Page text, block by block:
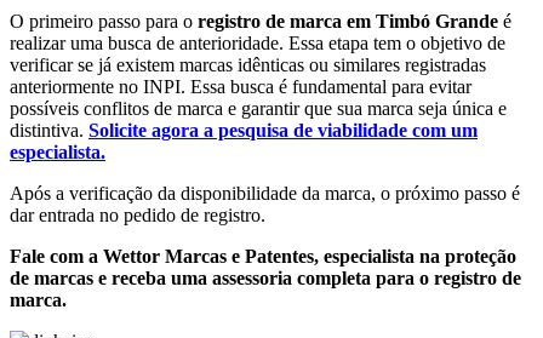
O primeiro passo para o registro de marca em Timbó Grande é
realizar uma busca de anterioridade. Essa etapa tem o objetivo de
verificar se já existem marcas idênticas ou similares registradas
anteriormente no INPI. Essa busca é fundamental para evitar
possíveis conflitos de marca e garantir que sua marca seja única e
distintiva. Solicite agora a pesquisa de viabilidade com um
especialista.
Após a verificação da disponibilidade da marca, o próximo passo é
dar entrada no pedido de registro.
Fale com a Wettor Marcas e Patentes, especialista na proteção
de marcas e receba uma assessoria completa para o registro de
marca.